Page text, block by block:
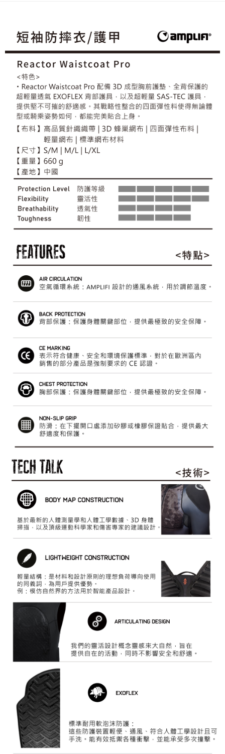
付款後全家取貨
每筆NT$60，滿NT$490(含以上)免運費
7-11取貨付款
每筆NT$60，滿NT$490(含以上)免運費
付款後7-11取貨
每筆NT$60，滿NT$490(含以上)免運費
宅配
每筆NT$80，滿NT$490(含以上)免運費
離島宅配
每筆NT$80，滿NT$490(含以上)免運費
付款後門市自取
免運費